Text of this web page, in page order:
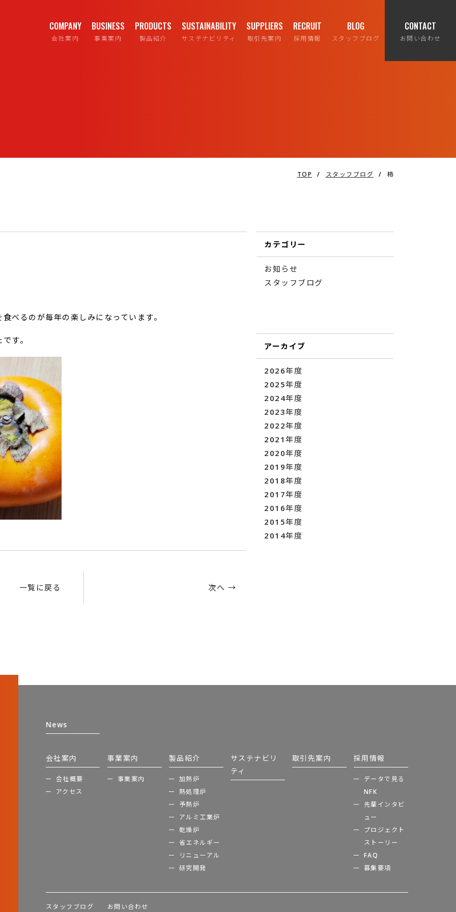
COMPANY
会社案内
BUSINESS
事業案内
PRODUCTS
製品紹介
SUSTAINABILITY
サステナビリティ
SUPPLIERS
取引先案内
RECRUIT
採用情報
BLOG
スタッフブログ
CONTACT
お問い合わせ
TOP / スタッフブログ / 柿
べるのが毎年の楽しみになっています。
す。
一覧に戻る 次へ →
カテゴリー
お知らせ
スタッフブログ
アーカイブ
2026年度
2025年度
2024年度
2023年度
2022年度
2021年度
2020年度
2019年度
2018年度
2017年度
2016年度
2015年度
2014年度
News
会社案内
会社概要
アクセス
事業案内
事業案内
製品紹介
加熱炉
熱処理炉
予熱炉
アルミ工業炉
乾燥炉
省エネルギー
リニューアル
研究開発
サステナビリ
ティ
取引先案内 採用情報
データで見る
NFK
先輩インタビ
ュー
プロジェクト
ストーリー
FAQ
募集要項
スタッフブログ お問い合わせ